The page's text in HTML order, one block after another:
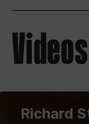
Videos
Richard